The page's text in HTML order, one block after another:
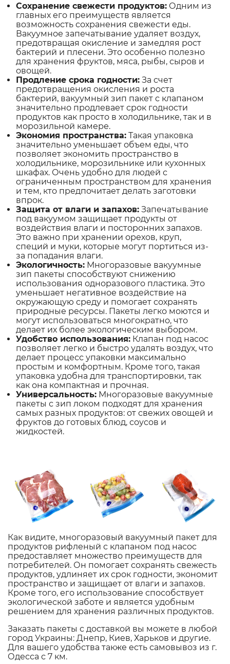
Сохранение свежести продуктов: Одним из
главных его преимуществ является
возможность сохранения свежести еды.
Вакуумное запечатывание удаляет воздух,
предотвращая окисление и замедляя рост
бактерий и плесени. Это особенно полезно
для хранения фруктов, мяса, рыбы, сыров и
овощей.
Продление срока годности: За счет
предотвращения окисления и роста
бактерий, вакуумный зип пакет с клапаном
значительно продлевает срок годности
продуктов как просто в холодильнике, так и в
морозильной камере.
Экономия пространства: Такая упаковка
значительно уменьшает объем еды, что
позволяет экономить пространство в
холодильнике, морозильнике или кухонных
шкафах. Очень удобно для людей с
ограниченным пространством для хранения
и тем, кто предпочитает делать заготовки
впрок.
Защита от влаги и запахов: Запечатывание
под вакуумом защищает продукты от
воздействия влаги и посторонних запахов.
Это важно при хранении орехов, круп,
специй и муки, которые могут портиться из-
за попадания влаги.
Экологичность: Многоразовые вакуумные
зип пакеты способствуют снижению
использования одноразового пластика. Это
уменьшает негативное воздействие на
окружающую среду и помогает сохранять
природные ресурсы. Пакеты легко моются и
могут использоваться многократно, что
делает их более экологическим выбором.
Удобство использования: Клапан под насос
позволяет легко и быстро удалять воздух, что
делает процесс упаковки максимально
простым и комфортным. Кроме того, такая
упаковка удобна для транспортировки, так
как она компактная и прочная.
Универсальность: Многоразовые вакуумные
пакеты с зип локом подходят для хранения
самых разных продуктов: от свежих овощей и
фруктов до готовых блюд, соусов и
жидкостей.
Как видите, многоразовый вакуумный пакет для
продуктов рифленый с клапаном под насос
предоставляет множество преимуществ для
потребителей. Он помогает сохранять свежесть
продуктов, удлиняет их срок годности, экономит
пространство и защищает от влаги и запахов.
Кроме того, его использование способствует
экологической заботе и является удобным
решением для хранения различных продуктов.
Заказать пакеты с доставкой вы можете в любой
город Украины: Днепр, Киев, Харьков и другие.
Для вашего удобства также есть самовывоз из г.
Одесса с 7 км.